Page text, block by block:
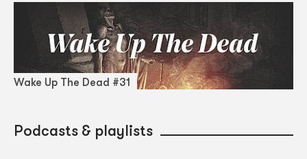
Wake Up The Dead #31
Podcasts & playlists